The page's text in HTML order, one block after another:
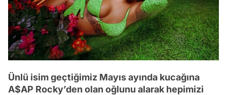
Ünlü isim geçtiğimiz Mayıs ayında kucağına
A$AP Rocky’den olan oğlunu alarak hepimizi